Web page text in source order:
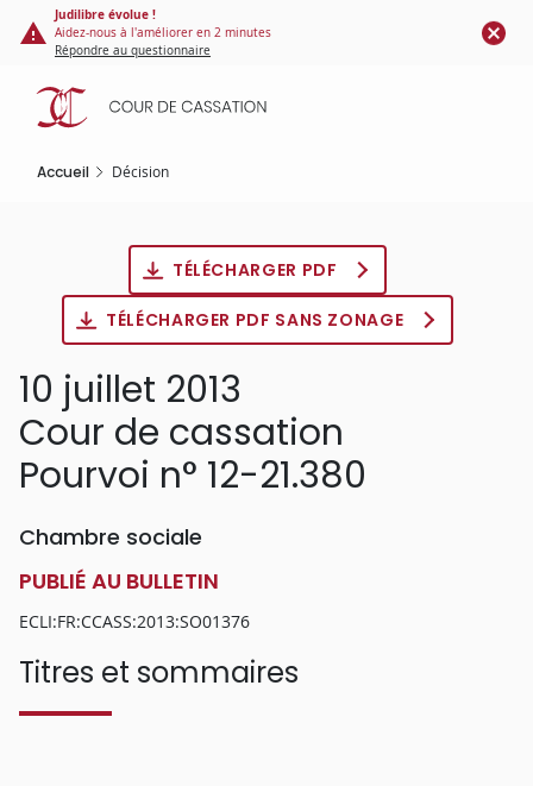
Panneau de gestion des cookies
contenu
principal
Judilibre évolue !
Aidez-nous à l'améliorer en 2 minutes
Répondre au questionnaire
Accueil Décision
TÉLÉCHARGER PDF
TÉLÉCHARGER PDF SANS ZONAGE
10 juillet 2013
Cour de cassation
Pourvoi n° 12-21.380
Chambre sociale
PUBLIÉ AU BULLETIN
ECLI:FR:CCASS:2013:SO01376
Titres et sommaires